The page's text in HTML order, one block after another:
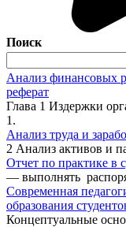
Поиск
Анализ финансовых
реферат
Глава 1 Издержки
1.
Анализ труда и
2 Анализ активов и
Отчет по практике в
— выполнять
Современная
образования
Концептуальные